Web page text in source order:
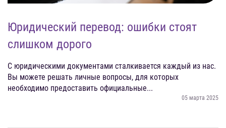
Юридический перевод: ошибки стоят
слишком дорого
05 марта 2025
С юридическими документами сталкивается каждый из нас.
Вы можете решать личные вопросы, для которых
необходимо предоставить официальные...